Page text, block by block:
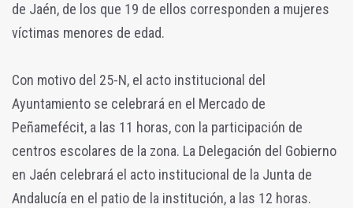
de Jaén, de los que 19 de ellos corresponden a mujeres
víctimas menores de edad.
Con motivo del 25-N, el acto institucional del
Ayuntamiento se celebrará en el Mercado de
Peñamefécit, a las 11 horas, con la participación de
centros escolares de la zona. La Delegación del Gobierno
en Jaén celebrará el acto institucional de la Junta de
Andalucía en el patio de la institución, a las 12 horas.